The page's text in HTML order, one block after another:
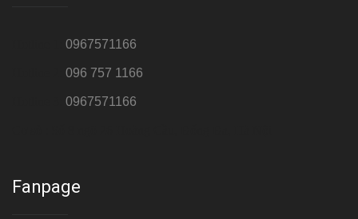
0967571166
096 757 1166
0967571166
Fanpage